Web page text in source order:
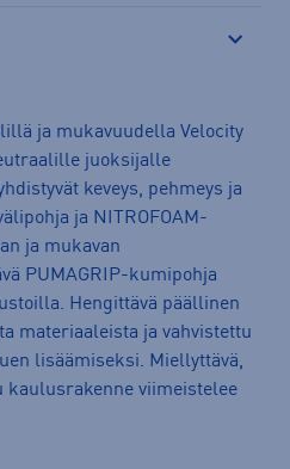
ja mukavuudella Velocity
juoksijalle
keveys, pehmeys ja
ja NITROFOAM-
ja mukavan
PUMAGRIP-kumipohja
Hengittävä päällinen
materiaaleista ja vahvistettu
lisäämiseksi. Miellyttävä,
kaulusrakenne viimeistelee